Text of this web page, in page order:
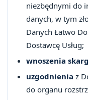
niezbędnymi do
danych, w tym
Danych Łatwo
Dostawcę Usług;
wnoszenia skarg
uzgodnienia z
do organu